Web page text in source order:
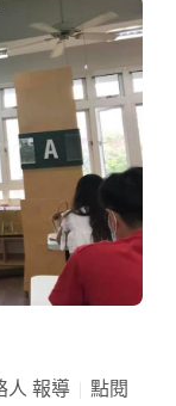
人 報導
點閱